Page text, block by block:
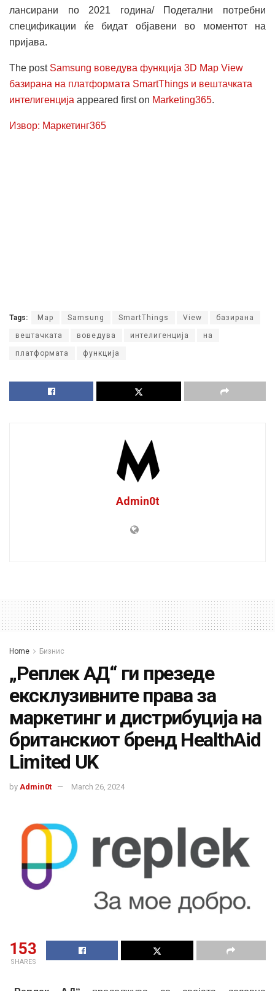
лансирани по 2021 година/ Подетални потребни
спецификации ќе бидат објавени во моментот на
пријава.
The post Samsung воведува функција 3D Map View
базирана на платформата SmartThings и вештачката
интелигенција appeared first on Marketing365.
Извор: Маркетинг365
Tags: Map Samsung SmartThings View базирана
вештачката воведува интелигенција на
платформата функција
Admin0t
Home Бизнис
„Реплек АД“ ги презеде
ексклузивните права за
маркетинг и дистрибуција на
британскиот бренд HealthAid
Limited UK
by Admin0t March 26, 2024
153
SHARES